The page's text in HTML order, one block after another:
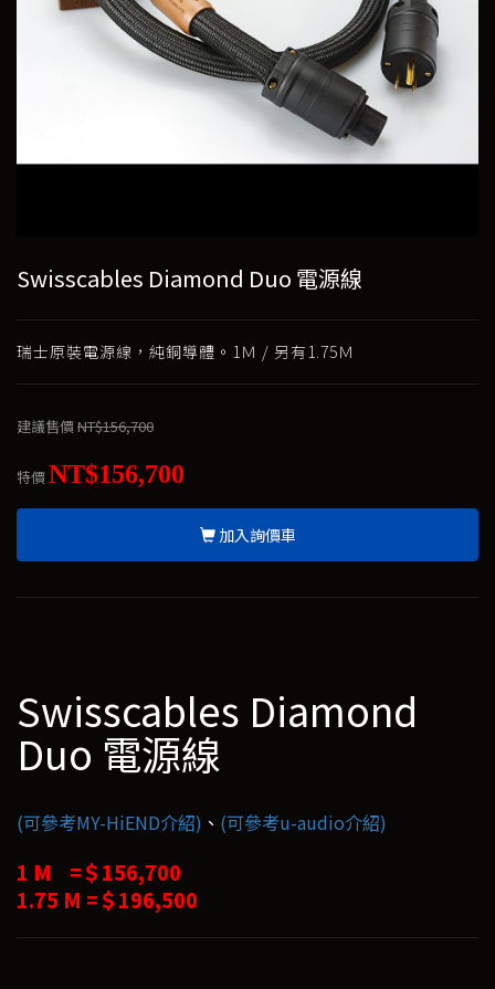
Swisscables Diamond Duo 電源線
瑞士原裝電源線，純銅導體。1Ｍ / 另有1.75Ｍ
建議售價NT$156,700
特價NT$156,700
加入詢價車
Swisscables Diamond
Duo 電源線
(可參考MY-HiEND介紹) 、 (可參考u-audio介紹)
1 M =＄156,700
1.75 M =＄196,500